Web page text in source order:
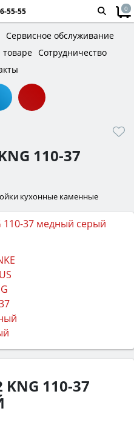
55-55 0
Сервисное обслуживание
Сотрудничество
110-37
кухонные каменные
KNG 110-37